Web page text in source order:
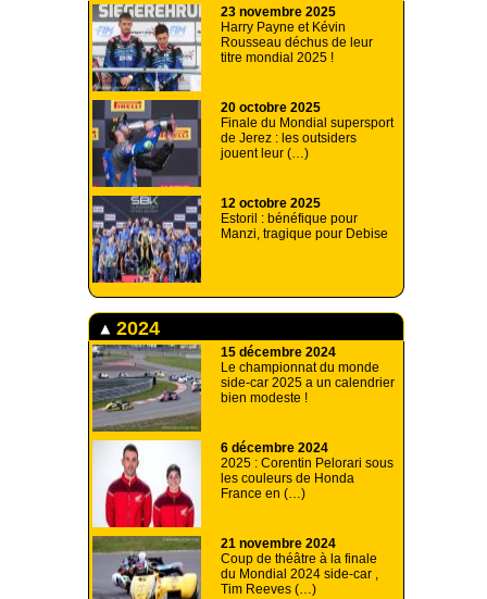
23 novembre 2025
Harry Payne et Kévin
Rousseau déchus de leur
titre mondial 2025 !
20 octobre 2025
Finale du Mondial supersport
de Jerez : les outsiders
jouent leur (…)
12 octobre 2025
Estoril : bénéfique pour
Manzi, tragique pour Debise
2024
15 décembre 2024
Le championnat du monde
side-car 2025 a un calendrier
bien modeste !
6 décembre 2024
2025 : Corentin Pelorari sous
les couleurs de Honda
France en (…)
21 novembre 2024
Coup de théâtre à la finale
du Mondial 2024 side-car ,
Tim Reeves (…)